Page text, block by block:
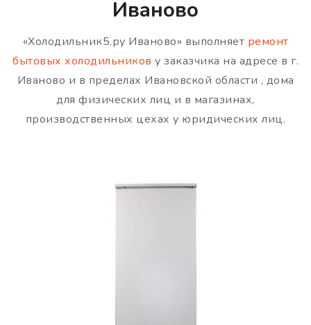
Иваново
«Холодильник5.ру Иваново» выполняет ремонт
бытовых холодильников у заказчика на адресе в г.
Иваново и в пределах Ивановской области , дома
для физических лиц и в магазинах,
производственных цехах у юридических лиц.